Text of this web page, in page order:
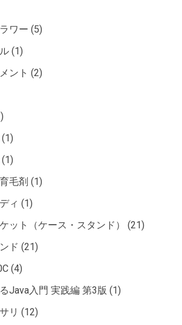
ワー (5)
(1)
ント (2)
(1)
(1)
毛剤 (1)
ィ (1)
ット（ケース・スタンド）
(21)
ド (21)
(4)
Java入門 実践編 第3版 (1)
リ (12)